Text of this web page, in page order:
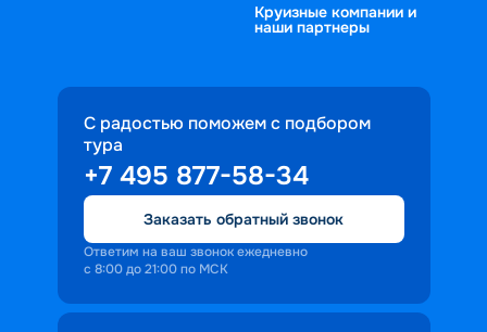
Круизные компании и
наши партнеры
С радостью поможем с подбором
тура
+7 495 877-58-34
Заказать обратный звонок
Ответим на ваш звонок ежедневно
с 8:00 до 21:00 по МСК